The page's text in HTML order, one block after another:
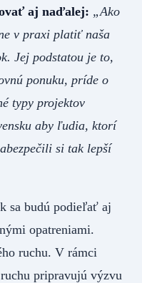
aj naďalej: „Ako
v praxi platiť naša
Jej podstatou je to,
ponuku, príde o
typy projektov
aby ľudia, ktorí
si tak lepší
sa budú podieľať aj
opatreniami.
ruchu. V rámci
pripravujú výzvu